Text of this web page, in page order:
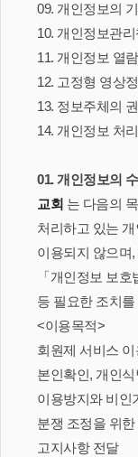
09. 개인정보의
10. 개인정보관
11. 개인정보 열
12. 고정형 영상
13. 정보주체의
14. 개인정보 처
01. 개인정보의
교회 는 다음의
처리하고 있는
이용되지 않으며
「개인정보 보
등 필요한 조치
<이용목적>
회원제 서비스
본인확인, 개인
이용방지와 비인
분쟁 조정을 위
고지사항 전달